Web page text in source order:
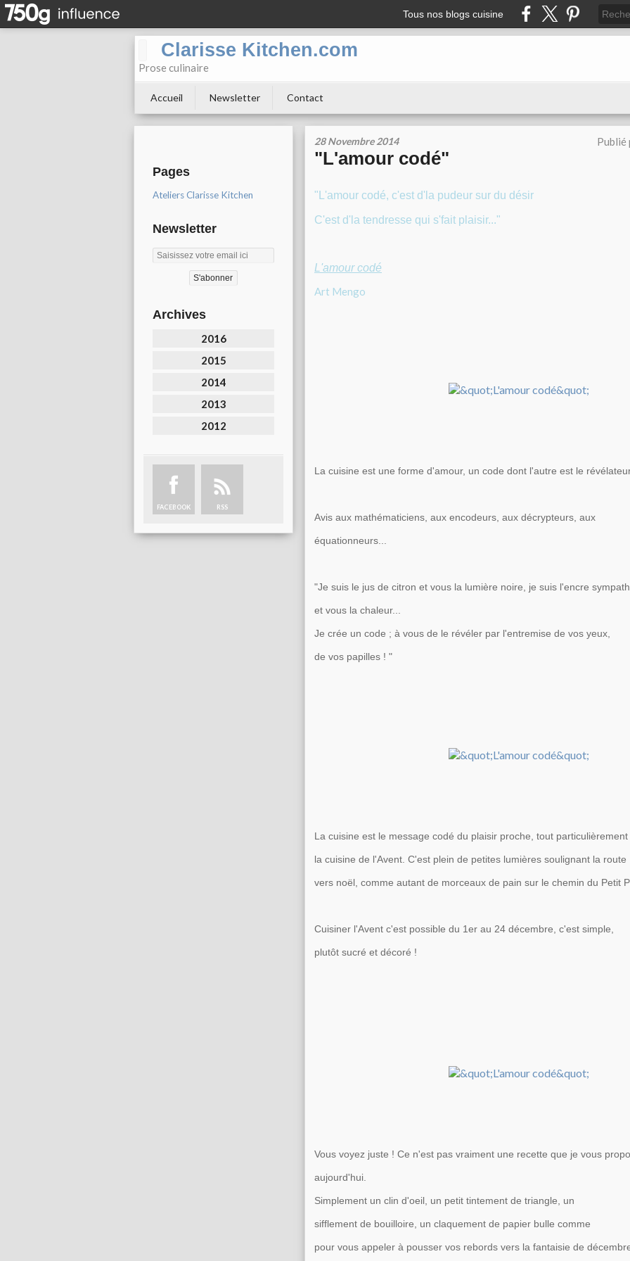
Tous nos blogs cuisine
Clarisse Kitchen.com
Prose culinaire
Accueil Newsletter Contact
Pages
Ateliers Clarisse Kitchen
Newsletter
Archives
2016
2015
2014
2013
2012
FACEBOOK RSS
28 Novembre 2014 Publié
"L'amour codé"
"L'amour codé, c'est d'la pudeur sur du désir
C'est d'la tendresse qui s'fait plaisir..."
L'amour codé
Art Mengo
La cuisine est une forme d'amour, un code dont l'autre est le
Avis aux mathématiciens, aux encodeurs, aux décrypteurs, aux
équationneurs...
"Je suis le jus de citron et vous la lumière noire, je suis l'encre
et vous la chaleur...
Je crée un code ; à vous de le révéler par l'entremise de vos yeux,
de vos papilles ! "
La cuisine est le message codé du plaisir proche, tout particulièrement
la cuisine de l'Avent. C'est plein de petites lumières soulignant la route
vers noël, comme autant de morceaux de pain sur le chemin du Petit
Cuisiner l'Avent c'est possible du 1er au 24 décembre, c'est simple,
plutôt sucré et décoré !
Vous voyez juste ! Ce n'est pas vraiment une recette que je vous
aujourd'hui.
Simplement un clin d'oeil, un petit tintement de triangle, un
sifflement de bouilloire, un claquement de papier bulle comme
pour vous appeler à pousser vos rebords vers la fantaisie de